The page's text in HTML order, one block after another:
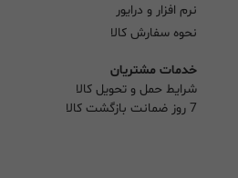
نرم افزار و درایور
نحوه سفارش کالا
خدمات مشتریان
شرایط حمل و تحویل کالا
7 روز ضمانت بازگشت کالا